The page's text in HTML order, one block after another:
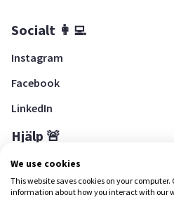
Socialt 👩‍💻
Instagram
Facebook
LinkedIn
Hjälp 🚨
Hjälpcenter
We use cookies
This website saves cookies on your computer.
information about how you interact with our